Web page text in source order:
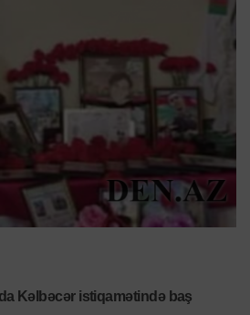
Kəlbəcər istiqamətində baş